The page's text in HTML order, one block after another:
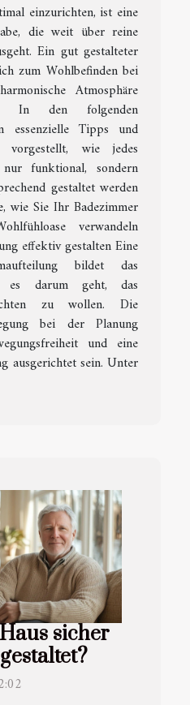
einzurichten, ist eine
die weit über reine
Ein gut gestalteter
zum Wohlbefinden bei
Atmosphäre
In den folgenden
essenzielle Tipps und
vorgestellt, wie jedes
funktional, sondern
gestaltet werden
wie Sie Ihr Badezimmer
verwandeln
effektiv gestalten Eine
bildet das
es darum geht, das
zu wollen. Die
bei der Planung
und eine
ausgerichtet sein. Unter
sicher